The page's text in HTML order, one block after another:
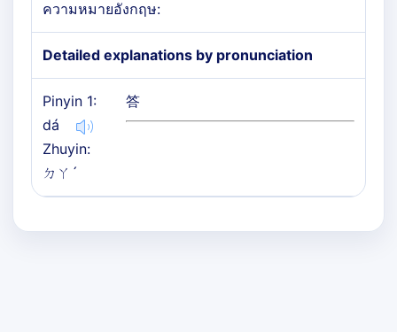
ความหมายอังกฤษ:
Detailed explanations by pronunciation
Pinyin 1:
dá
Zhuyin:
ㄉㄚˊ
答